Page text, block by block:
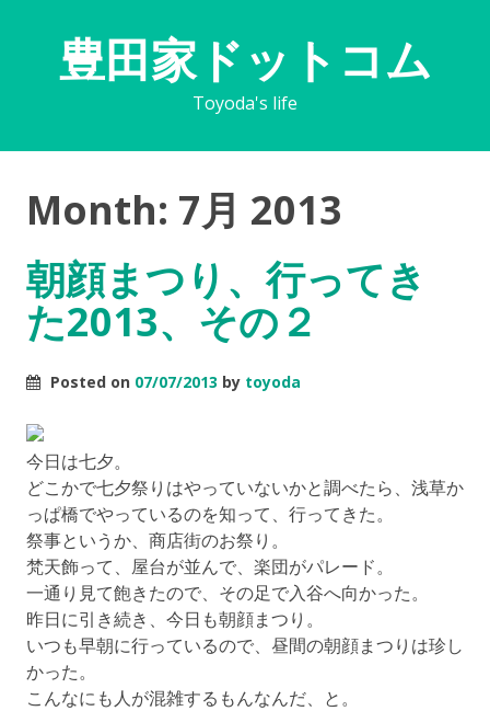
豊田家ドットコム
Toyoda's life
Month: 7月 2013
朝顔まつり、行ってき
た2013、その２
Posted on 07/07/2013 by toyoda
今日は七夕。
どこかで七夕祭りはやっていないかと調べたら、浅草か
っぱ橋でやっているのを知って、行ってきた。
祭事というか、商店街のお祭り。
梵天飾って、屋台が並んで、楽団がパレード。
一通り見て飽きたので、その足で入谷へ向かった。
昨日に引き続き、今日も朝顔まつり。
いつも早朝に行っているので、昼間の朝顔まつりは珍し
かった。
こんなにも人が混雑するもんなんだ、と。